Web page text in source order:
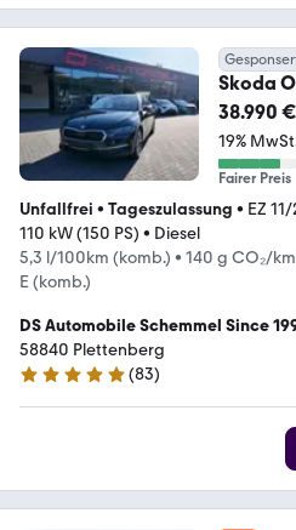
Skoda
Pano/
38.990 €
19%
Fairer Preis
Unfallfrei • Tageszulassung • EZ
110 kW (150 PS) • Diesel
5,3 l/100km (komb.) • 140 g CO₂/
E (komb.)
DS Automobile Schemmel Since
58840 Plettenberg
5 Sterne
(83)